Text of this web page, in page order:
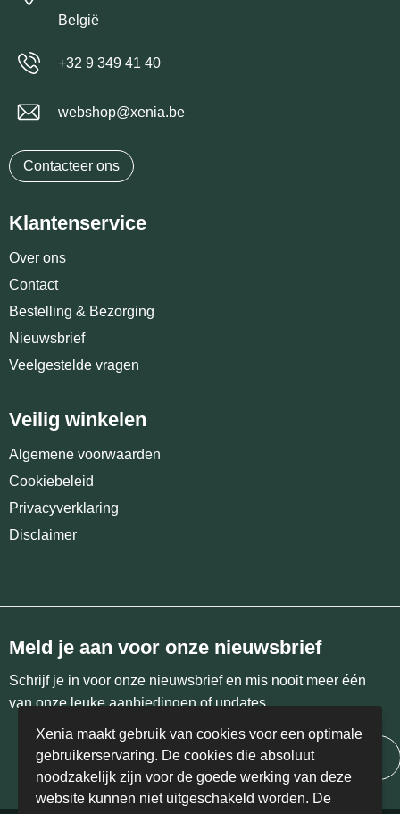
België
+32 9 349 41 40
webshop@xenia.be
Contacteer ons
Klantenservice
Over ons
Contact
Bestelling & Bezorging
Nieuwsbrief
Veelgestelde vragen
Veilig winkelen
Algemene voorwaarden
Cookiebeleid
Privacyverklaring
Disclaimer
Meld je aan voor onze nieuwsbrief
Schrijf je in voor onze nieuwsbrief en mis nooit meer één
van onze leuke aanbiedingen of updates.
Inschrijven
Xenia maakt gebruik van cookies voor een optimale
gebruikerservaring. De cookies die absoluut
noodzakelijk zijn voor de goede werking van deze
website kunnen niet uitgeschakeld worden. De